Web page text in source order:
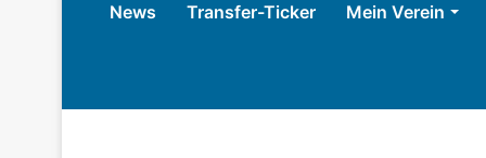
News Transfer-Ticker Mein Verein